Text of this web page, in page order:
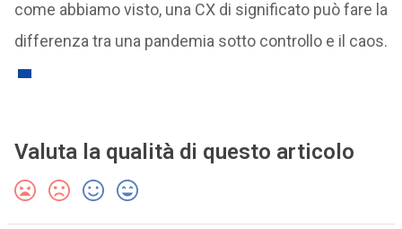
come abbiamo visto, una CX di significato può fare la
differenza tra una pandemia sotto controllo e il caos.
Valuta la qualità di questo articolo